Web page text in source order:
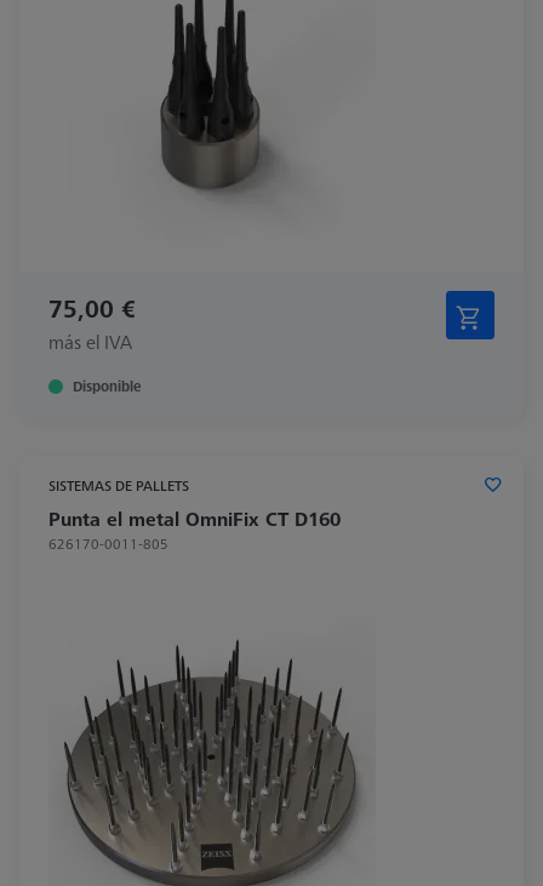
75,00 €
más el IVA
Disponible
SISTEMAS DE PALLETS
Punta el metal OmniFix CT D160
626170-0011-805